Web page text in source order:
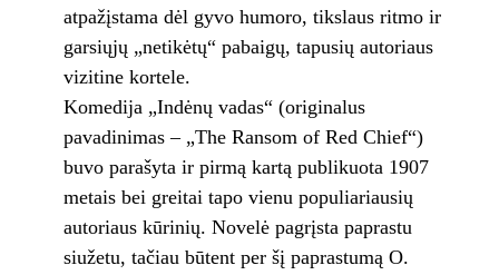
atpažįstama dėl gyvo humoro, tikslaus ritmo ir
garsiųjų „netikėtų“ pabaigų, tapusių autoriaus
vizitine kortele.
Komedija „Indėnų vadas“ (originalus
pavadinimas – „The Ransom of Red Chief“)
buvo parašyta ir pirmą kartą publikuota 1907
metais bei greitai tapo vienu populiariausių
autoriaus kūrinių. Novelė pagrįsta paprastu
siužetu, tačiau būtent per šį paprastumą O.